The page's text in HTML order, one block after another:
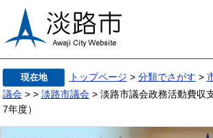
現在地 トップページ > 分類でさがす >
議会 > > 淡路市議会 > 淡路市議会政務活動費収
7年度）